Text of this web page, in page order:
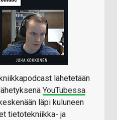
lähetetään
YouTubessa.
läpi kuluneen
tietotekniikka- ja